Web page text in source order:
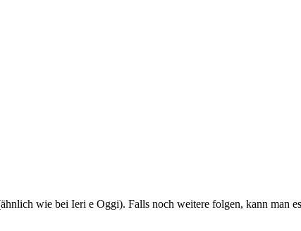
wie bei Ieri e Oggi). Falls noch weitere folgen, kann man